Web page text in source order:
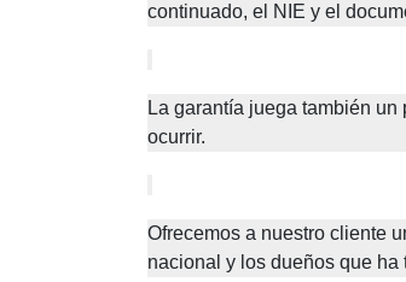
continuado, el NIE y el
La garantía juega también
ocurrir.
Ofrecemos a nuestro cliente
nacional y los dueños que ha